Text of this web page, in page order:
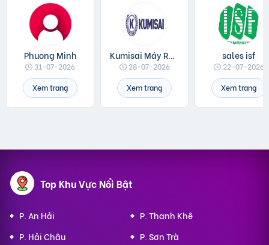
Phuong Minh
31-07-2026
Xem trang
Kumisai Máy Rửa Xe
28-07-2026
Xem trang
sales isf
22-07-2026
Xem trang
Top Khu Vực Nổi Bật
P. An Hải
P. Thanh Khê
P. Hải Châu
P. Sơn Trà